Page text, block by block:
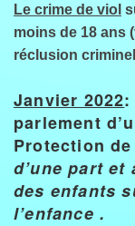
Le crime de viol
moins de 18 ans
réclusion
Janvier 2022:
parlement
Protection
d’une part
des enfants
l’enfance .